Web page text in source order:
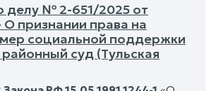
делу № 2-651/2025 от
О признании права на
социальной поддержки
суд (Тульская